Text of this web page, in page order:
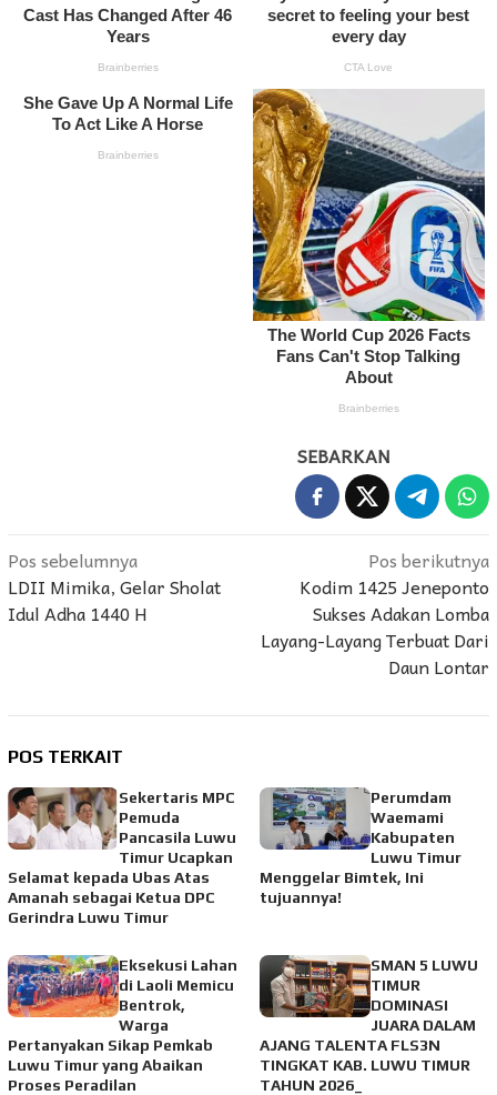
SEBARKAN
Navigasi
pos
Pos sebelumnya
LDII Mimika, Gelar Sholat
Idul Adha 1440 H
Pos berikutnya
Kodim 1425 Jeneponto
Sukses Adakan Lomba
Layang-Layang Terbuat Dari
Daun Lontar
POS TERKAIT
Sekertaris MPC
Pemuda
Pancasila Luwu
Timur Ucapkan
Selamat kepada Ubas Atas
Amanah sebagai Ketua DPC
Gerindra Luwu Timur
Perumdam
Waemami
Kabupaten
Luwu Timur
Menggelar Bimtek, Ini
tujuannya!
Eksekusi Lahan
di Laoli Memicu
Bentrok,
Warga
Pertanyakan Sikap Pemkab
Luwu Timur yang Abaikan
Proses Peradilan
SMAN 5 LUWU
TIMUR
DOMINASI
JUARA DALAM
AJANG TALENTA FLS3N
TINGKAT KAB. LUWU TIMUR
TAHUN 2026_